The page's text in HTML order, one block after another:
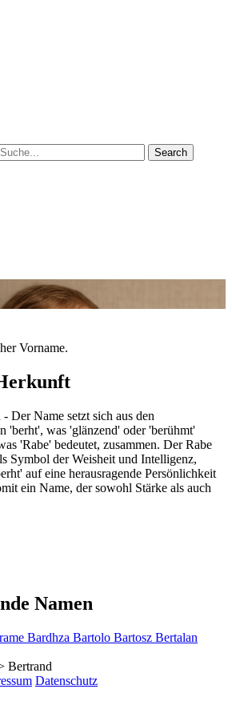
Search
Vorname.
Der Name setzt sich aus den
'berht', was 'glänzend' oder 'berühmt'
'Rabe' bedeutet, zusammen. Der Rabe
Symbol der Weisheit und Intelligenz,
auf eine herausragende Persönlichkeit
ein Name, der sowohl Stärke als auch
Namen
Bardhza Bartolo Bartosz Bertalan
Bertrand
Datenschutz